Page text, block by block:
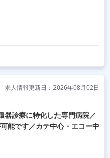
求人情報更新日：2026年08月02日
器診療に特化した専門病院／
能です／カテ中心・エコー中